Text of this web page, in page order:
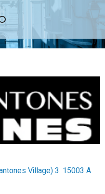
Village) 3. 15003 A